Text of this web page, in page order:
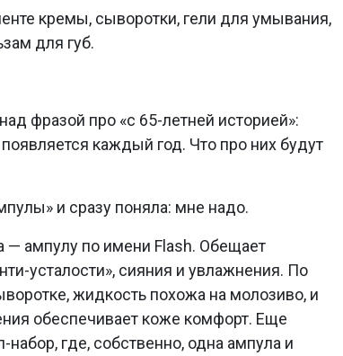
кремы, сыворотки, гели для умывания,
для губ.
фразой про «с 65-летней историей»:
каждый год. Что про них будут
и сразу поняла: мне надо.
— ампулу по имени Flash. Обещает
усталости», сияния и увлажнения. По
жидкость похожа на молозиво, и
обеспечивает коже комфорт. Еще
набор, где, собственно, одна ампула и